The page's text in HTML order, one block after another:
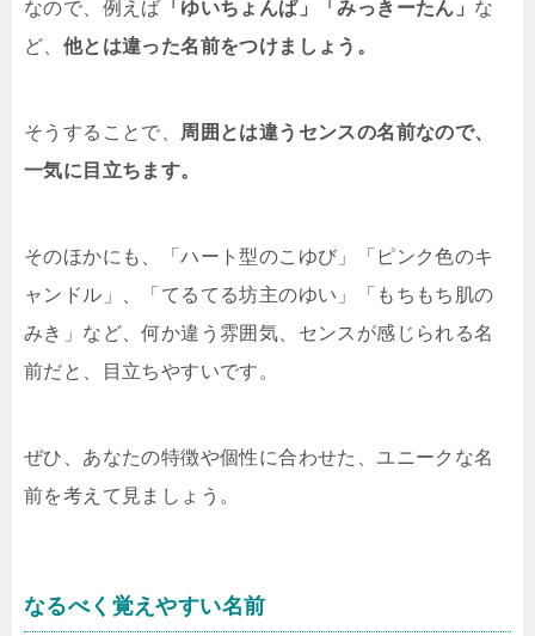
なので、例えば 「ゆいちょんぱ」「みっきーたん」 な
ど、 他とは違った名前をつけましょう。
そうすることで、
周囲とは違うセンスの名前なので、
一気に目立ちます。
そのほかにも、「ハート型のこゆび」「ピンク色のキ
ャンドル」、「てるてる坊主のゆい」「もちもち肌の
みき」など、何か違う雰囲気、センスが感じられる名
前だと、目立ちやすいです。
ぜひ、あなたの特徴や個性に合わせた、ユニークな名
前を考えて見ましょう。
なるべく覚えやすい名前